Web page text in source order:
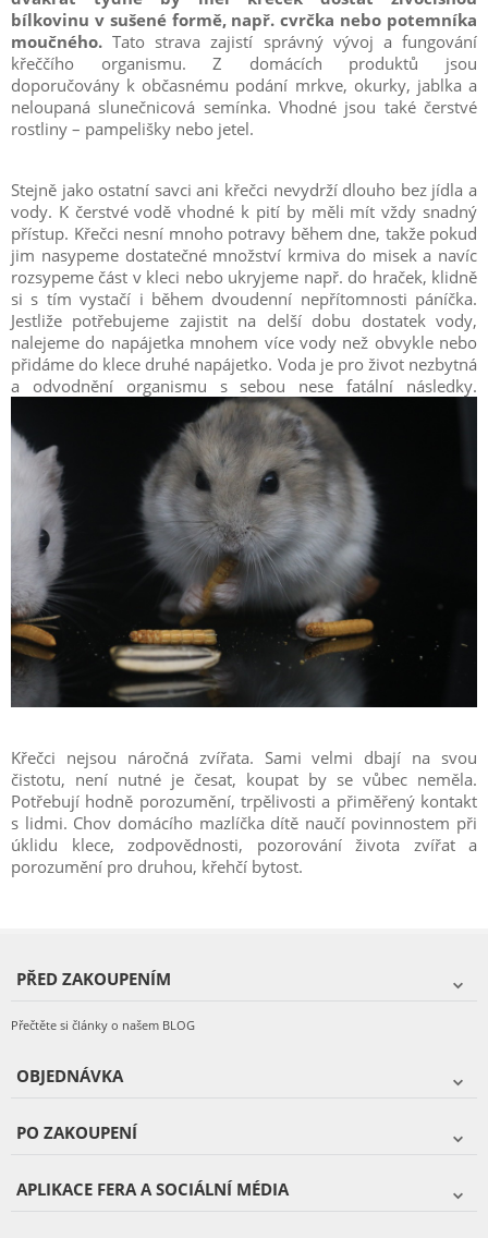
bílkovinu v sušené formě, např. cvrčka nebo potemníka
moučného.Tato strava zajistí správný vývoj a fungování
křeččího organismu. Z domácích produktů jsou
doporučovány k občasnému podání mrkve, okurky, jablka a
neloupaná slunečnicová semínka. Vhodné jsou také čerstvé
rostliny – pampelišky nebo jetel.
Stejně jako ostatní savci ani křečci nevydrží dlouho bez jídla a
vody. K čerstvé vodě vhodné k pití by měli mít vždy snadný
přístup. Křečci nesní mnoho potravy během dne, takže pokud
jim nasypeme dostatečné množství krmiva do misek a navíc
rozsypeme část v kleci nebo ukryjeme např. do hraček, klidně
si s tím vystačí i během dvoudenní nepřítomnosti páníčka.
Jestliže potřebujeme zajistit na delší dobu dostatek vody,
nalejeme do napájetka mnohem více vody než obvykle nebo
přidáme do klece druhé napájetko. Voda je pro život nezbytná
a odvodnění organismu s sebou nese fatální následky.
Křečci nejsou náročná zvířata. Sami velmi dbají na svou
čistotu, není nutné je česat, koupat by se vůbec neměla.
Potřebují hodně porozumění, trpělivosti a přiměřený kontakt
s lidmi. Chov domácího mazlíčka dítě naučí povinnostem při
úklidu klece, zodpovědnosti, pozorování života zvířat a
porozumění pro druhou, křehčí bytost.
PŘED ZAKOUPENÍM
Přečtěte si články o našem BLOG
OBJEDNÁVKA
PO ZAKOUPENÍ
APLIKACE FERA A SOCIÁLNÍ MÉDIA